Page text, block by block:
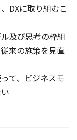
DXに取り組むこ
及び思考の枠組
来の施策を見直
て、ビジネスモ